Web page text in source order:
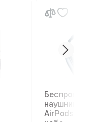
Беспроводные
наушники Apple
AirPods Max,